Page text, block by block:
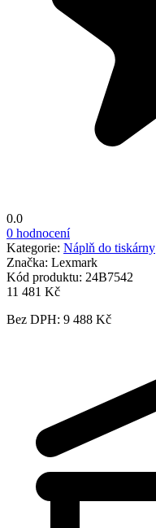
0.0
0 hodnocení
Kategorie: Náplň do tiskárny
Značka: Lexmark
Kód produktu: 24B7542
11 481 Kč
Bez DPH: 9 488 Kč